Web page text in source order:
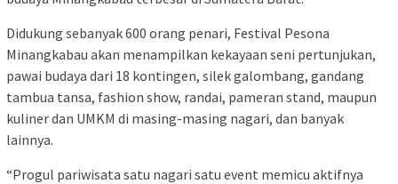
Didukung sebanyak 600 orang penari, Festival Pesona
Minangkabau akan menampilkan kekayaan seni pertunjukan,
pawai budaya dari 18 kontingen, silek galombang, gandang
tambua tansa, fashion show, randai, pameran stand, maupun
kuliner dan UMKM di masing-masing nagari, dan banyak
lainnya.
“Progul pariwisata satu nagari satu event memicu aktifnya